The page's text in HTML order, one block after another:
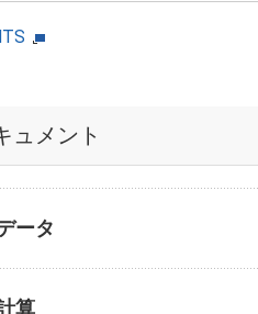
ュメント
ータ
算